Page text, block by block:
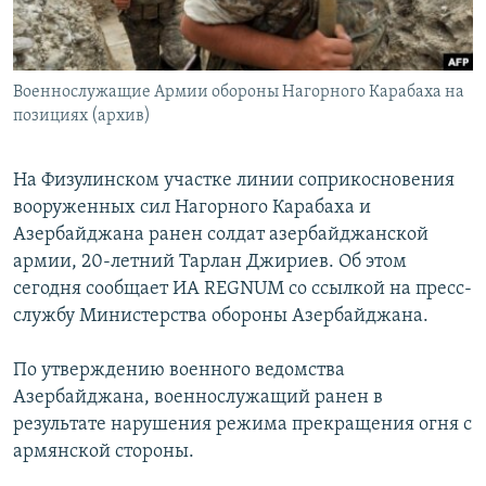
Հայերեն
English
Русский
Все сайты Радио Азатутюн
Военнослужащие Армии обороны Нагорного Карабаха на
позициях (архив)
На Физулинском участке линии соприкосновения
вооруженных сил Нагорного Карабаха и
Азербайджана ранен солдат азербайджанской
армии, 20-летний Тарлан Джириев. Об этом
сегодня сообщает ИА REGNUM со ссылкой на пресс-
службу Министерства обороны Азербайджана.
По утверждению военного ведомства
Азербайджана, военнослужащий ранен в
результате нарушения режима прекращения огня с
армянской стороны.